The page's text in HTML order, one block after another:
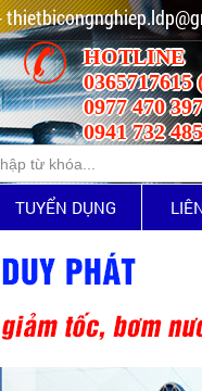
HOTLINE
0365717615
0977 470 397
0941 732 485
TUYỂN DỤNG